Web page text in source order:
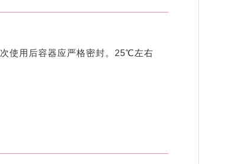
使用后容器应严格密封。25℃左右